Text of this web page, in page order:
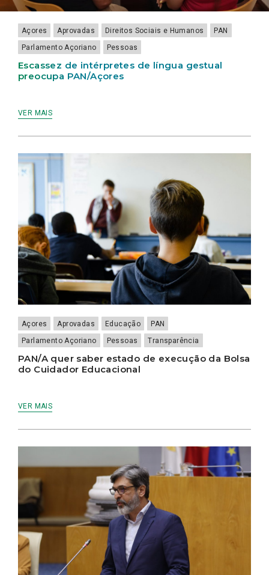
Açores Aprovadas Direitos Sociais e Humanos
PAN
Parlamento Açoriano
Pessoas
Escassez de intérpretes de língua gestual
preocupa PAN/Açores
VER MAIS
Açores Aprovadas Educação
PAN
Parlamento Açoriano
Pessoas Transparência
PAN/A quer saber estado de execução da Bolsa
do Cuidador Educacional
VER MAIS
LAMEIRINHO